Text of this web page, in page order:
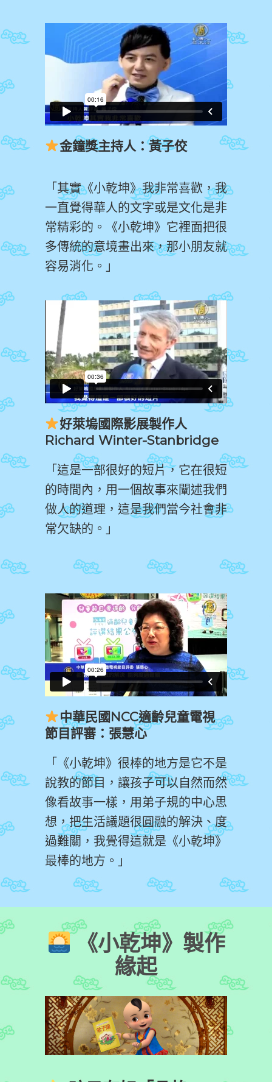
金鐘獎主持人：黃子佼
「其實《小乾坤》我非常喜歡，我
一直覺得華人的文字或是文化是非
常精彩的。《小乾坤》它裡面把很
多傳統的意境畫出來，那小朋友就
容易消化。」
好萊塢國際影展製作人
Richard Winter-Stanbridge
「這是一部很好的短片，它在很短
的時間內，用一個故事來闡述我們
做人的道理，這是我們當今社會非
常欠缺的。」
中華民國NCC適齡兒童電視
節目評審：張慧心
「《小乾坤》很棒的地方是它不是
說教的節目，讓孩子可以自然而然
像看故事一樣，用弟子規的中心思
想，把生活議題很圓融的解決、度
過難關，我覺得這就是《小乾坤》
最棒的地方。」
《小乾坤》製作
緣起